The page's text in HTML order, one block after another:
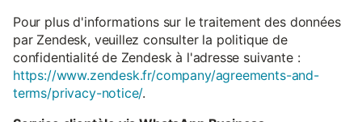
Pour plus d'informations sur le traitement des données
par Zendesk, veuillez consulter la politique de
confidentialité de Zendesk à l'adresse suivante :
https://www.zendesk.fr/company/agreements-and-
terms/privacy-notice/.